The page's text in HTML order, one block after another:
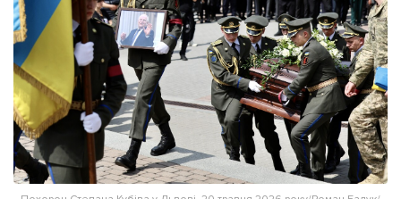
ІНШЕ
Інтерв'ю
Картки
Репортаж
Розслідування
Погляди
Прес-релізи
Фото/Відео
Made in Lviv